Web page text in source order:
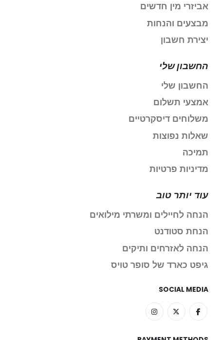
אביזרי מין חדשים
מבצעים והנחות
יצירת חשבון
החשבון שלי
החשבון שלי
אמצעי תשלום
משלוחים דיסקרטיים
שאלות נפוצות
תמיכה
מדיניות פרטיות
עוד יותר טוב
הנחה לחיילים ומשרתי מילואים
הנחת סטודנט
הנחה לאזרחים ותיקים
גיפט כארד של סופר טויס
SOCIAL MEDIA